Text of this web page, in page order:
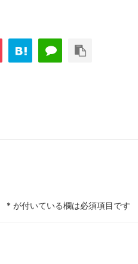
* が付いている欄は必須項目です